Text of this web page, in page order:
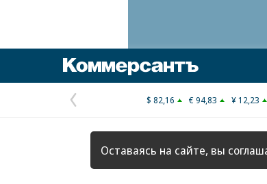
Предыдущая
страница
$ 82,16 € 94,83 ¥ 12,23
Оставаясь на сайте, вы